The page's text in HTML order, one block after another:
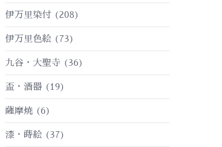
伊万里染付 (208)
伊万里色絵 (73)
九谷・大聖寺 (36)
盃・酒器 (19)
薩摩焼 (6)
漆・蒔絵 (37)